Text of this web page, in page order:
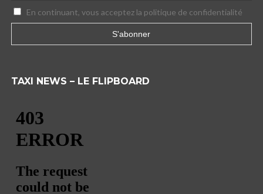
En continuant, vous acceptez la politique de confidentialité
TAXI NEWS – LE FLIPBOARD